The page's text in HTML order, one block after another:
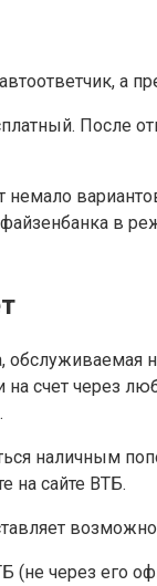
а
После
немало
в
на счет через
наличным
на сайте ВТБ.
(не через его